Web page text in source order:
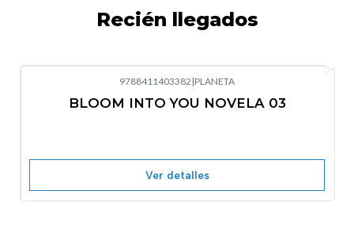
Recién llegados
Nuevo
9788411403382 |PLANETA
BLOOM INTO YOU NOVELA 03
Ver detalles